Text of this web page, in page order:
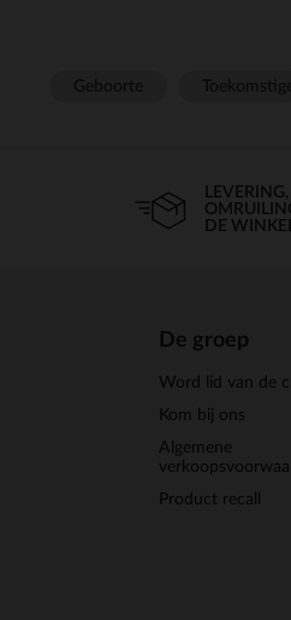
DE
De groep
Word lid van de
Kom bij ons
Algemene
Product recall